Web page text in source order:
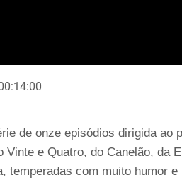
de onze episódios dirigida ao
Vinte e Quatro, do Canelão, da
temperadas com muito humor e